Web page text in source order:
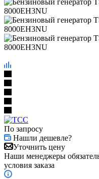
По запросу
Нашли дешевле?
Уточнить цену
Наши менеджеры
условия заказа